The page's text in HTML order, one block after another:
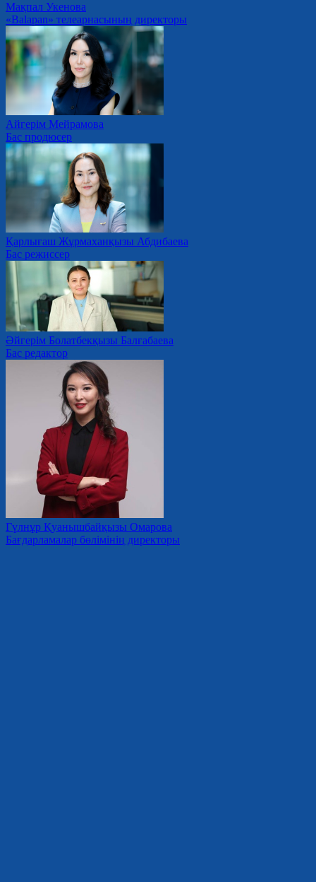
Мақпал Укенова
«Balapan» телеарнасының директоры
Айгерім Мейрамова
Бас продюсер
Қарлығаш Жұрмаханқызы Абдибаева
Бас режиссер
Әйгерім Болатбекқызы Балғабаева
Бас редактор
Гүлнұр Қуанышбайқызы Омарова
Бағдарламалар бөлімінің директоры